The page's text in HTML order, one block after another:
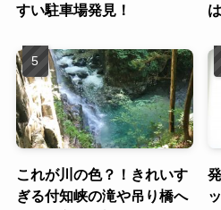
すい駐車場発見！
これが川の色？！きれいす
ぎる付知峡の滝や吊り橋へ